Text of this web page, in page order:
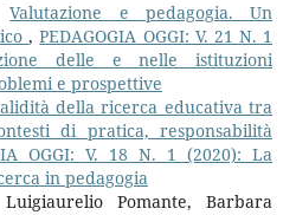
Valutazione e pedagogia. Un
,PEDAGOGIA OGGI: V. 21 N. 1
delle e nelle istituzioni
e prospettive
della ricerca educativa tra
di pratica, responsabilità
OGGI: V. 18 N. 1 (2020): La
in pedagogia
Pomante, Barbara